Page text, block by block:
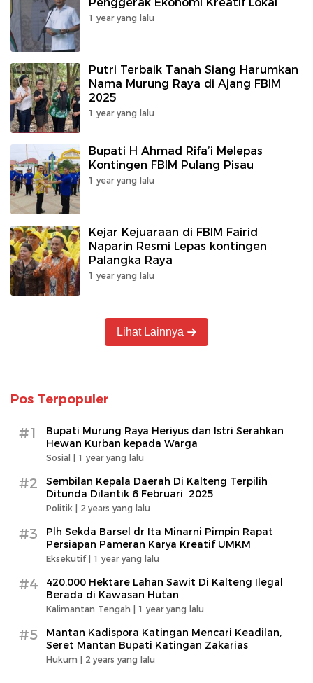
Penggerak Ekonomi Kreatif Lokal
1 year yang lalu
Putri Terbaik Tanah Siang Harumkan
Nama Murung Raya di Ajang FBIM
2025
1 year yang lalu
Bupati H Ahmad Rifa’i Melepas
Kontingen FBIM Pulang Pisau
1 year yang lalu
Kejar Kejuaraan di FBIM Fairid
Naparin Resmi Lepas kontingen
Palangka Raya
1 year yang lalu
Lihat Lainnya
Pos Terpopuler
#1
Bupati Murung Raya Heriyus dan Istri Serahkan
Hewan Kurban kepada Warga
Sosial | 1 year yang lalu
#2
Sembilan Kepala Daerah Di Kalteng Terpilih
Ditunda Dilantik 6 Februari 2025
Politik | 2 years yang lalu
#3
Plh Sekda Barsel dr Ita Minarni Pimpin Rapat
Persiapan Pameran Karya Kreatif UMKM
Eksekutif | 1 year yang lalu
#4
420.000 Hektare Lahan Sawit Di Kalteng Ilegal
Berada di Kawasan Hutan
Kalimantan Tengah | 1 year yang lalu
#5
Mantan Kadispora Katingan Mencari Keadilan,
Seret Mantan Bupati Katingan Zakarias
Hukum | 2 years yang lalu